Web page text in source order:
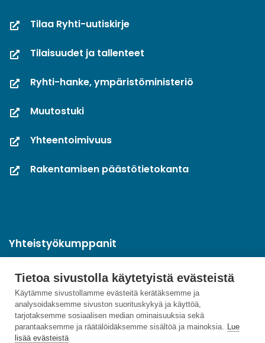
Tietoa sivustolla käytetyistä evästeistä
Käytämme sivustollamme evästeitä kerätäksemme ja
analysoidaksemme sivuston suorituskykyä ja käyttöä,
tarjotaksemme sosiaalisen median ominaisuuksia sekä
parantaaksemme ja räätälöidäksemme sisältöä ja mainoksia. Lue
lisää evästeistä
Tilaa Ryhti-uutiskirje
Tilaisuudet ja tallenteet
Ryhti-hanke, ympäristöministeriö
Muutostuki
Yhteentoimivuus
Rakentamisen päästötietokanta
Yhteistyökumppanit